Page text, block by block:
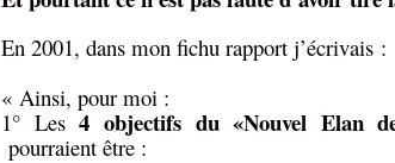
En 2001, dans mon fichu rapport j’écrivais :
« Ainsi, pour moi :
1° Les4 objectifs du «Nouvel Elan
pourraient être :